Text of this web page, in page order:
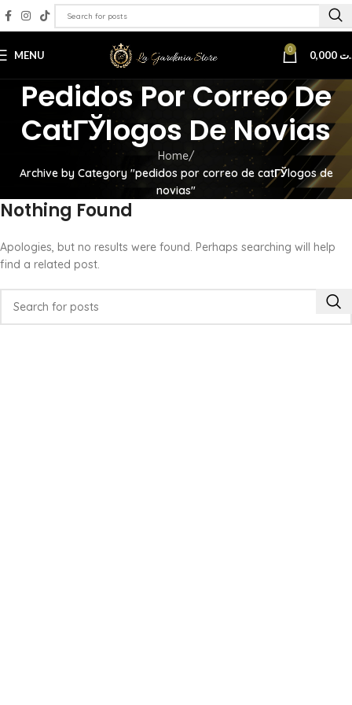
MENU 0
Pedidos Por Correo De
CatГЎlogos De Novias
Home
Archive by Category "pedidos por correo de catГЎlogos de
novias"
Nothing Found
Apologies, but no results were found. Perhaps searching will help
find a related post.